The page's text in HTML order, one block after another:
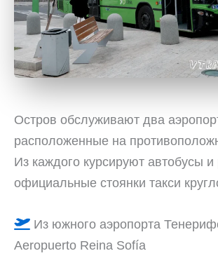
Остров обслуживают два
расположенные на
Из каждого курсируют автобусы
официальные стоянки такси
Из южного аэропорта
Aeropuerto Reina Sofía